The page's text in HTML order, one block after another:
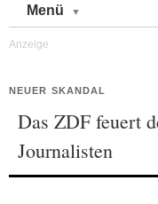
Menü
NEUER SKANDAL
Das ZDF feuert
Journalisten